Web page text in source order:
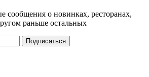
сообщения о новинках, ресторанах,
раньше остальных
Подписаться